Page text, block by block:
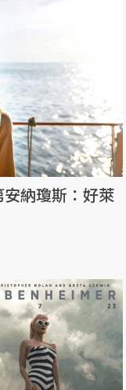
納瓊斯：好萊